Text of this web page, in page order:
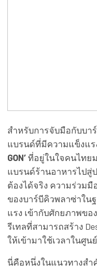
สำหรับการจับมือกับบา
แบรนด์ที่มีความแข็งแร
GON’ที่อยู่ในใจคนไทย
แบรนด์ร้านอาหารไป
ต้องได้จริง ความร่วม
ของบาร์บีคิวพลาซ่าใ
แรง เข้ากับศักยภาพข
รีเทลที่สามารถสร้าง
ให้เข้ามาใช้เวลาในศู
นี่คือหนึ่งในแนวทางส